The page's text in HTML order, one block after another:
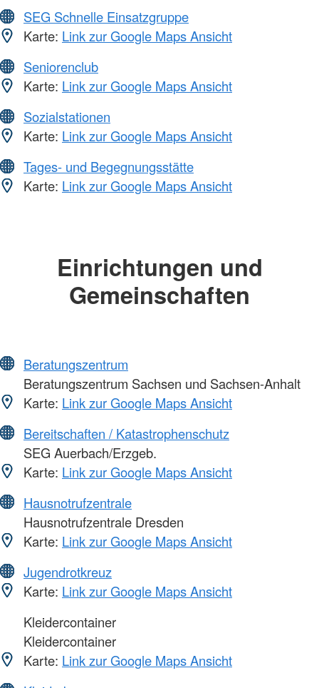
SEG Schnelle Einsatzgruppe
Karte: Link zur Google Maps Ansicht
Seniorenclub
Karte: Link zur Google Maps Ansicht
Sozialstationen
Karte: Link zur Google Maps Ansicht
Tages- und Begegnungsstätte
Karte: Link zur Google Maps Ansicht
Einrichtungen und
Gemeinschaften
Beratungszentrum
Beratungszentrum Sachsen und Sachsen-Anhalt
Karte: Link zur Google Maps Ansicht
Bereitschaften / Katastrophenschutz
SEG Auerbach/Erzgeb.
Karte: Link zur Google Maps Ansicht
Hausnotrufzentrale
Hausnotrufzentrale Dresden
Karte: Link zur Google Maps Ansicht
Jugendrotkreuz
Karte: Link zur Google Maps Ansicht
Kleidercontainer
Kleidercontainer
Karte: Link zur Google Maps Ansicht